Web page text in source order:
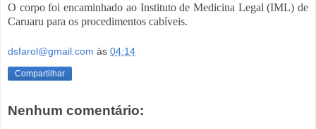
O corpo foi encaminhado ao Instituto de Medicina Legal (IML) de
Caruaru para os procedimentos cabíveis.
dsfarol@gmail.com às 04:14
Compartilhar
Nenhum comentário: